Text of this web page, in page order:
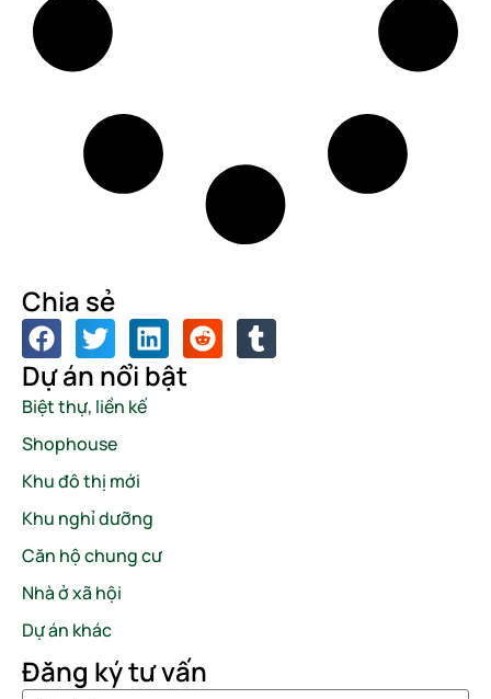
Chia sẻ
Dự án nổi bật
Biệt thự, liền kế
Shophouse
Khu đô thị mới
Khu nghỉ dưỡng
Căn hộ chung cư
Nhà ở xã hội
Dự án khác
Đăng ký tư vấn